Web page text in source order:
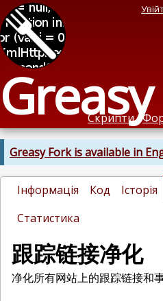
Скрипти
Greasy Fork is available in
Інформація Код Історія
Статистика
跟踪链接净化
净化所有网站上的跟踪链接和